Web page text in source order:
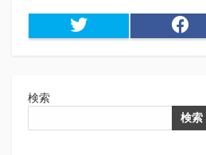
Twitter
検索
検索